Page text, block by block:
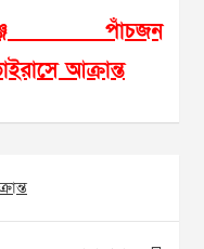
পাঁচজন
আক্রান্ত